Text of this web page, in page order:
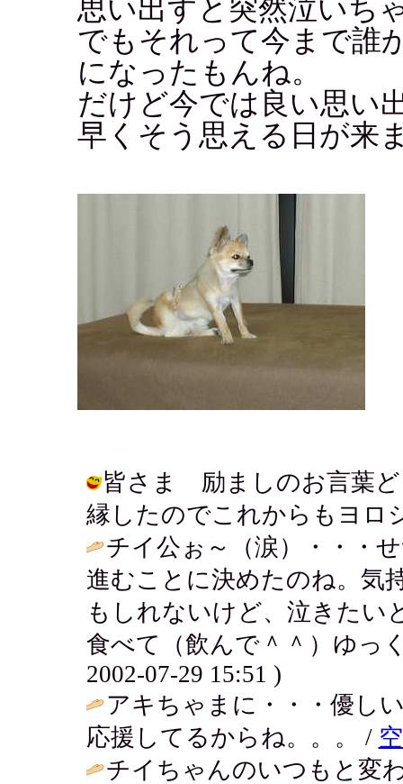
思い出すと突然泣いち
でもそれって今まで誰
になったもんね。
だけど今では良い思い
早くそう思える日が来
皆さま 励ましのお言葉ど
縁したのでこれからもヨロ
チイ公ぉ～（涙）・・・
進むことに決めたのね。気
もしれないけど、泣きたい
食べて（飲んで＾＾）ゆっ
2002-07-29 15:51 )
アキちゃまに・・・優し
応援してるからね。。。 /
チイちゃんのいつもと変